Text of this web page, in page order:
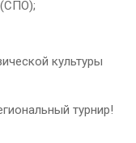
культуры
турнир!